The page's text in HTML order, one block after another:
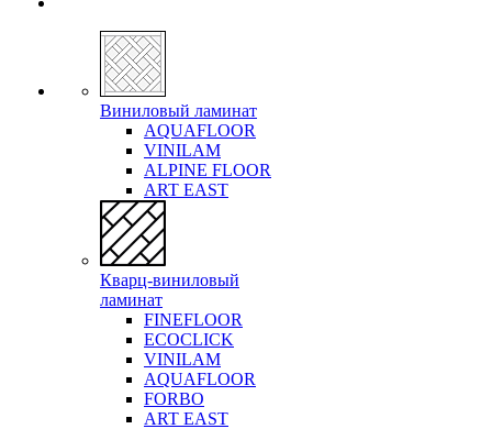
Виниловый ламинат
AQUAFLOOR
VINILAM
ALPINE FLOOR
ART EAST
Кварц-виниловый
ламинат
FINEFLOOR
ECOCLICK
VINILAM
AQUAFLOOR
FORBO
ART EAST